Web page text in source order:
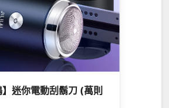
】迷你電動刮鬍刀 (萬則